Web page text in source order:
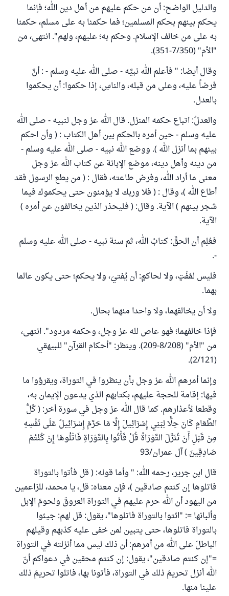
والدليل الواضح: أن من حكم عليهم من أهل دين الله؛ فإنما
يحكم بينهم بحكم المسلمين؛ فما حكمنا به على مسلم، حكمنا
به على من خالف الإسلام. وحكم به؛ عليهم، ولهم". انتهى، من
"الأم" (7/350-351).
وقال أيضا: " فأعلم الله نبيَّه - صلى الله عليه وسلم - : أنَّ
فرضاً عليه، وعلى من قبله، والناسِ، إذا حكموا: أن يحكموا
بالعدل.
والعدلُ: اتباع حكمه المنزل. قال الله عز وجل لنبيه - صلى الله
عليه وسلم - حين أمره بالحكم بين أهل الكتاب : ( وأن احكم
بينهم بما أنزل الله ). ووضع الله نبيه - صلى الله عليه وسلم -
من دينه وأهل دينه، موضع الإبانة عن كتاب الله عز وجل
معنى ما أراد الله، وفرض طاعته، فقال : ( من يطع الرسول فقد
أطاع الله )، وقال : ( فلا وربك لا يؤمنون حتى يحكموك فيما
شجر بينهم ) الآية. وقال: ( فليحذر الذين يخالفون عن أمره )
الآية.
فعُلِم أن الحقَّ: كتابُ الله، ثم سنة نبيه - صلى الله عليه وسلم
-.
فليس لمُفْتٍ، ولا لحاكمٍ: أن يُفتيَ، ولا يحكم؛ حتى يكون عالما
بهما.
ولا أن يخالفهما، ولا واحدا منهما بحال.
فإذا خالفهما؛ فهو عاص لله عز وجل، وحكمه مردود". انتهى،
من "الأم" (8/208-209). وينظر: "أحكام القرآن" للبيهقي
(2/121).
وإنما أمرهم الله عز وجل بأن ينظروا في التوراة، ويقرؤوا ما
فيها: إقامة للحجة عليهم، بكتابهم الذي يدعون الإيمان به،
وقطعا لأعذارهم. كما قال الله عز وجل في سورة أخر: ( كُلُّ
الطَّعَامِ كَانَ حِلًّا لِبَنِي إِسْرَائِيلَ إِلَّا مَا حَرَّمَ إِسْرَائِيلُ عَلَى نَفْسِهِ
مِنْ قَبْلِ أَنْ تُنَزَّلَ التَّوْرَاةُ قُلْ فَأْتُوا بِالتَّوْرَاةِ فَاتْلُوهَا إِنْ كُنْتُمْ
صَادِقِينَ ) آل عمران/93
قال ابن جرير، رحمه الله: " وأما قوله: ( ‌قل ‌فأتوا ‌بالتوراة
‌فاتلوها إن كنتم صادقين )، فإن معناه: قل، يا محمد، للزاعمين
من اليهود أن الله حرم عليهم في التوراة العروقَ ولحومَ الإبل
وألبانها =: "ائتوا بالتوراة فاتلوها"، يقول: قل لهم: جيئوا
بالتوراة فاتلوها، حتى يتبين لمن خفى عليه كذبهم وقيلهم
الباطلَ على الله من أمرهم: أن ذلك ليس مما أنزلته في التوراة
="إن كنتم صادقين"، يقول: إن كنتم محقين في دعواكم أنّ
الله أنزل تحريمَ ذلك في التوراة، فأتونا بها، فاتلوا تحريمَ ذلك
علينا منها.